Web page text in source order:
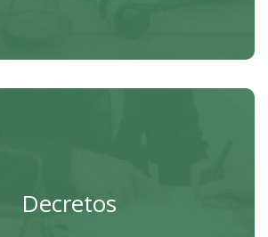
Decretos
Decretos do Município.